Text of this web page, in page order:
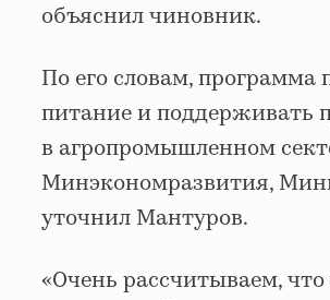
объяснил чиновник.
По его словам,
питание и поддерживать
в агропромышленном
Минэкономразвития,
уточнил Мантуров.
«Очень рассчитываем,